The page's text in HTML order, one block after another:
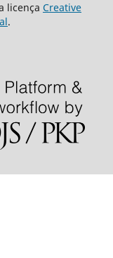
licença Creative
.